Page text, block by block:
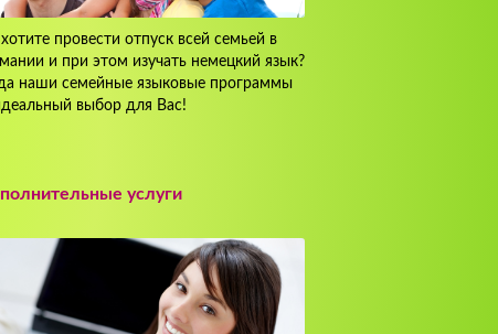
провести отпуск всей семьей в
и при этом изучать немецкий язык?
наши семейные языковые программы
выбор для Вас!
услуги